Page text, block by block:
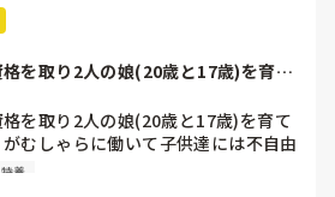
を取り2人の娘(20歳と17歳)を育て
を取り2人の娘(20歳と17歳)を育て
むしゃらに働いて子供達には不自由
いでここまできました。その娘も先
養